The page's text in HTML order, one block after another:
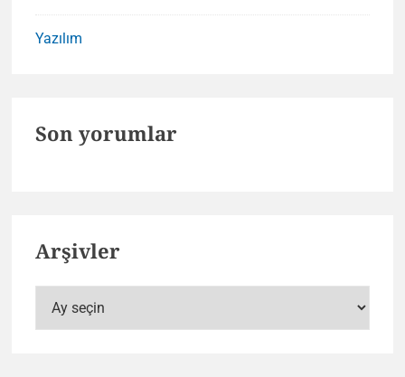
Yazılım
Son yorumlar
Arşivler